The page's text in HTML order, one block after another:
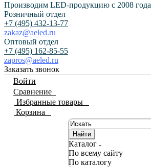
Производим LED-продукцию с 2008 года
Розничный отдел
+7 (495) 432-13-77
zakaz@aeled.ru
Оптовый отдел
+7 (495) 162-85-55
zapros@aeled.ru
Заказать звонок
Войти
Сравнение
Избранные товары
Корзина
Найти
Каталог
По всему сайту
По каталогу